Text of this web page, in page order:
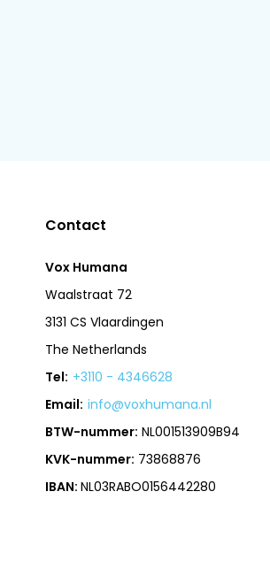
Contact
Vox Humana
Waalstraat 72
3131 CS Vlaardingen
The Netherlands
Tel: +3110 - 4346628
Email: info@voxhumana.nl
BTW-nummer: NL001513909B94
KVK-nummer: 73868876
IBAN:NL03RABO0156442280